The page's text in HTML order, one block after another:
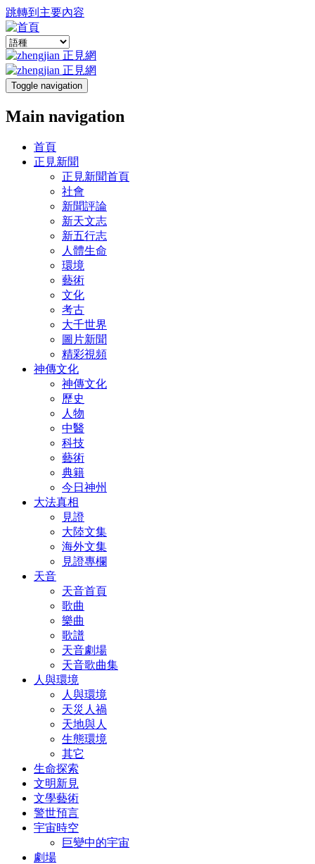
跳轉到主要內容
Toggle navigation
Main navigation
首頁
正見新聞
正見新聞首頁
社會
新聞評論
新天文志
新五行志
人體生命
環境
藝術
文化
考古
大千世界
圖片新聞
精彩視頻
神傳文化
神傳文化
歷史
人物
中醫
科技
藝術
典籍
今日神州
大法真相
見證
大陸文集
海外文集
見證專欄
天音
天音首頁
歌曲
樂曲
歌譜
天音劇場
天音歌曲集
人與環境
人與環境
天災人禍
天地與人
生態環境
其它
生命探索
文明新見
文學藝術
警世預言
宇宙時空
巨變中的宇宙
劇場